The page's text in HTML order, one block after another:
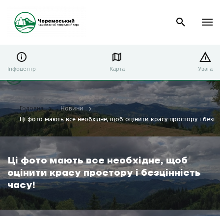
Інфоцентр Карта Увага
Ці фото мають все необхідне, щоб
оцінити красу простору і безцінність
часу!
Головна
Новини
Ці фото мають все необхідне, щоб оцінити красу простору і